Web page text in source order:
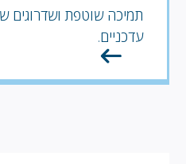
תמיכה שוטפת ושדרוגים
עדכניים.